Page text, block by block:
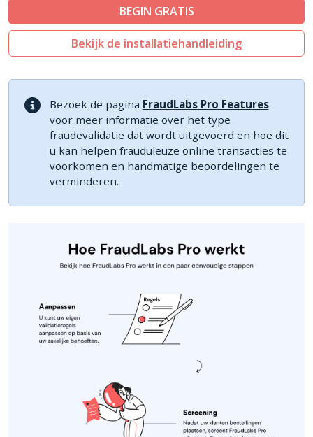
Ecwid by Lightspeed
WISECP
ThirtyBees
Shopware
Sylius
BEGIN GRATIS
Bekijk de installatiehandleiding
Bezoek de pagina FraudLabs Pro Features
voor meer informatie over het type
fraudevalidatie dat wordt uitgevoerd en hoe dit
u kan helpen frauduleuze online transacties te
voorkomen en handmatige beoordelingen te
verminderen.